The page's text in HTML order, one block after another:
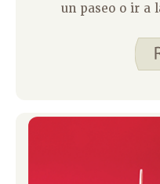
un paseo o ir a
encantaría
conos de
congelador
mantequilla